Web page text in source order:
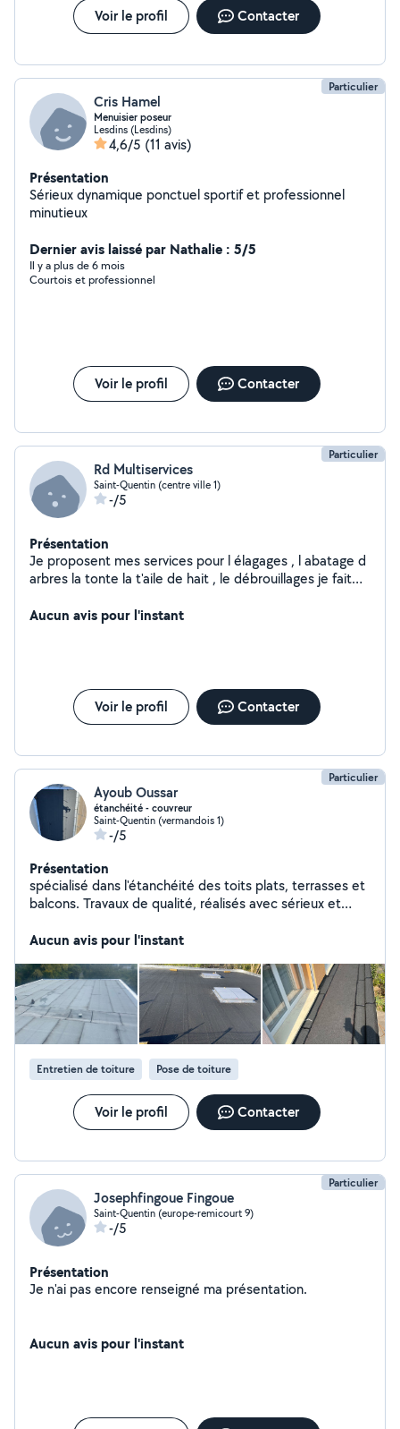
Voir le profil Contacter
Particulier
Cris Hamel
Menuisier poseur
Lesdins (Lesdins)
4,6/5 (11 avis)
Présentation
Sérieux dynamique ponctuel sportif et professionnel
minutieux
Dernier avis laissé par Nathalie : 5/5
Il y a plus de 6 mois
Courtois et professionnel
Voir le profil Contacter
Particulier
Rd Multiservices
Saint-Quentin (centre ville 1)
-/5
Présentation
Je proposent mes services pour l élagages , l abatage d
arbres la tonte la t'aile de hait , le débrouillages je fait
et autres .
Aucun avis pour l'instant
Voir le profil Contacter
Particulier
Ayoub Oussar
étanchéité - couvreur
Saint-Quentin (vermandois 1)
-/5
Présentation
spécialisé dans l'étanchéité des toits plats, terrasses et
balcons. Travaux de qualité, réalisés avec sérieux et
gratuit, sans engagement. Étanchéité toiture Recherche
Toiture terrasse Isolation / humidité
Aucun avis pour l'instant
Entretien de toiture Pose de toiture
Voir le profil Contacter
Particulier
Josephfingoue Fingoue
Saint-Quentin (europe-remicourt 9)
-/5
Présentation
Je n'ai pas encore renseigné ma présentation.
Aucun avis pour l'instant